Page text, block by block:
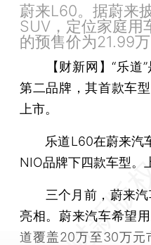
蔚来L60。据蔚来
SUV，定位家庭用
的预售价为21.99
【财新网】“乐道”
第二品牌，其首款车
上市。
乐道L60在蔚来汽车
NIO品牌下四款车型。
三个月前，蔚来汽
亮相。蔚来汽车希望
道覆盖20万至30万元